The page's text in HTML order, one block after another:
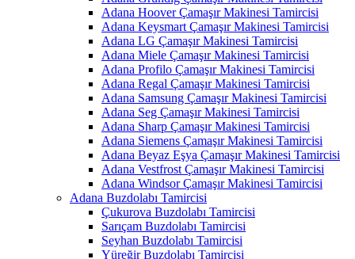
Adana Hoover Çamaşır Makinesi Tamircisi
Adana Keysmart Çamaşır Makinesi Tamircisi
Adana LG Çamaşır Makinesi Tamircisi
Adana Miele Çamaşır Makinesi Tamircisi
Adana Profilo Çamaşır Makinesi Tamircisi
Adana Regal Çamaşır Makinesi Tamircisi
Adana Samsung Çamaşır Makinesi Tamircisi
Adana Seg Çamaşır Makinesi Tamircisi
Adana Sharp Çamaşır Makinesi Tamircisi
Adana Siemens Çamaşır Makinesi Tamircisi
Adana Beyaz Eşya Çamaşır Makinesi Tamircisi
Adana Vestfrost Çamaşır Makinesi Tamircisi
Adana Windsor Çamaşır Makinesi Tamircisi
Adana Buzdolabı Tamircisi
Çukurova Buzdolabı Tamircisi
Sarıçam Buzdolabı Tamircisi
Seyhan Buzdolabı Tamircisi
Yüreğir Buzdolabı Tamircisi